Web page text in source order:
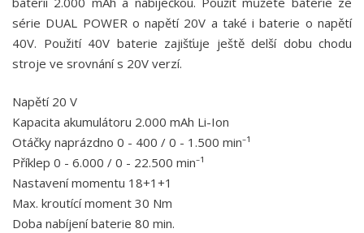
série DUAL POWER o napětí 20V a také i baterie o napětí
40V. Použití 40V baterie zajišťuje ještě delší dobu chodu
stroje ve srovnání s 20V verzí.
Napětí 20 V
Kapacita akumulátoru 2.000 mAh Li-Ion
Otáčky naprázdno 0 - 400 / 0 - 1.500 min⁻¹
Příklep 0 - 6.000 / 0 - 22.500 min⁻¹
Nastavení momentu 18+1+1
Max. kroutící moment 30 Nm
Doba nabíjení baterie 80 min.